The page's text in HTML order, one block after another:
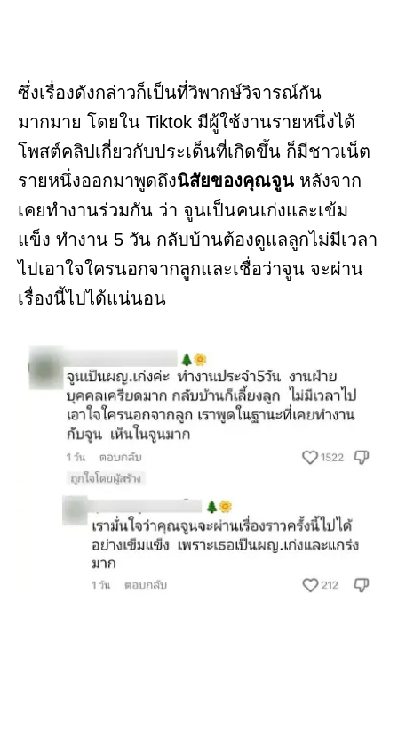
ซึ่งเรื่องดังกล่าวก็เป็นที่วิพากษ์วิจารณ์กัน
มากมาย โดยใน Tiktok มีผู้ใช้งานรายหนึ่งได้
โพสต์คลิปเกี่ยวกับประเด็นที่เกิดขึ้น ก็มีชาวเน็ต
รายหนึ่งออกมาพูดถึงนิสัยของคุณจูน หลังจาก
เคยทำงานร่วมกัน ว่า จูนเป็นคนเก่งและเข้ม
แข็ง ทำงาน 5 วัน กลับบ้านต้องดูแลลูกไม่มีเวลา
ไปเอาใจใครนอกจากลูกและเชื่อว่าจูน จะผ่าน
เรื่องนี้ไปได้แน่นอน